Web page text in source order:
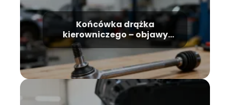
Końcówka drążka
kierowniczego – objawy
zużycia, jak rozpoznać?